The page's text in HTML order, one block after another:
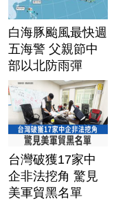
白海豚颱風最快週
五海警 父親節中
部以北防雨彈
台灣破獲17家中
企非法挖角 驚見
美軍貿黑名單